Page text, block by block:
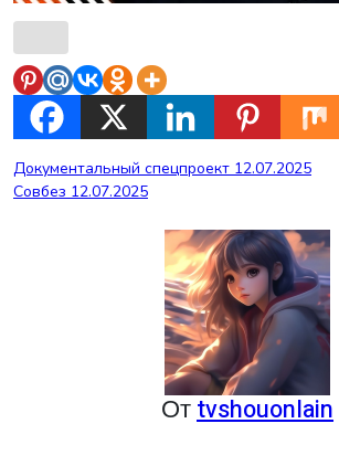
Навигация
по
Документальный спецпроект 12.07.2025
Совбез 12.07.2025
Отtvshouonlain